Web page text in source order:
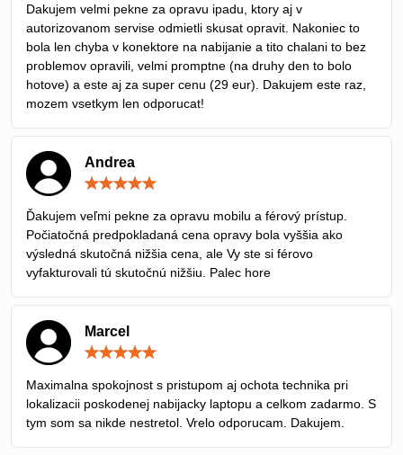
5
Dakujem velmi pekne za opravu ipadu, ktory aj v
autorizovanom servise odmietli skusat opravit. Nakoniec to
bola len chyba v konektore na nabijanie a tito chalani to bez
problemov opravili, velmi promptne (na druhy den to bolo
hotove) a este aj za super cenu (29 eur). Dakujem este raz,
mozem vsetkym len odporucat!
Andrea
5
Ďakujem veľmi pekne za opravu mobilu a férový prístup.
Počiatočná predpokladaná cena opravy bola vyššia ako
výsledná skutočná nižšia cena, ale Vy ste si férovo
vyfakturovali tú skutočnú nižšiu. Palec hore
Marcel
5
Maximalna spokojnost s pristupom aj ochota technika pri
lokalizacii poskodenej nabijacky laptopu a celkom zadarmo. S
tym som sa nikde nestretol. Vrelo odporucam. Dakujem.